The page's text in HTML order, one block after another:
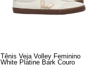
Tênis Veja Volley Feminino
White Platine Bark Couro